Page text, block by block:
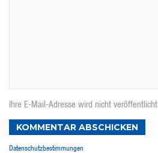
Ihre E-Mail-Adresse wird nicht veröffentlicht
KOMMENTAR ABSCHICKEN
Datenschutzbestimmungen